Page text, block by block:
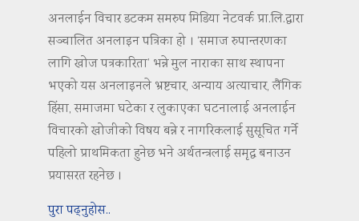
अनलाईन विचार डटकम समरुप मिडिया नेटवर्क प्रा.लि.द्वारा
सञ्चालित अनलाइन पत्रिका हो । ‘समाज रुपान्तरणका
लागि खोज पत्रकारिता’ भन्ने मुल नाराका साथ स्थापना
भएको यस अनलाइनले भ्रष्टचार, अन्याय अत्याचार, लैंगिक
हिंसा, समाजमा घटेका र लुकाएका घटनालाई अनलाईन
विचारको खोजीको विषय बन्ने र नागरिकलाई सुसूचित गर्ने
पहिलो प्राथमिकता हुनेछ भने अर्थतन्त्रलाई समृद्ध बनाउन
प्रयासरत रहनेछ ।
पुरा पढ्नुहोस..